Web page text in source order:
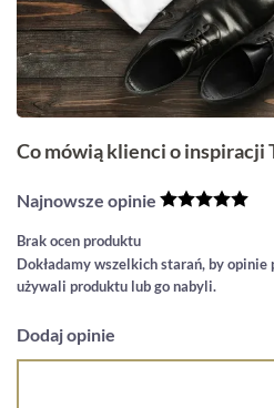
Co mówią klienci o inspiracji
Najnowsze opinie
Brak ocen produktu
Dokładamy wszelkich starań, by
używali produktu lub go nabyli.
Dodaj opinie